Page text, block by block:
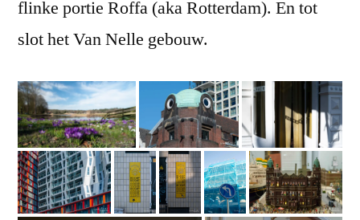
flinke portie Roffa (aka Rotterdam). En tot
slot het Van Nelle gebouw.